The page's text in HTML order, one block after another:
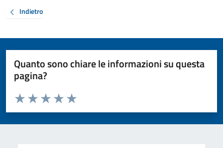
Indietro
Quanto sono chiare le informazioni su questa
pagina?
Valuta da 1 a 5 stelle la pagina
Valuta 5 stelle su 5
Valuta 4 stelle su 5
Valuta 3 stelle su 5
Valuta 2 stelle su 5
Valuta 1 stelle su 5